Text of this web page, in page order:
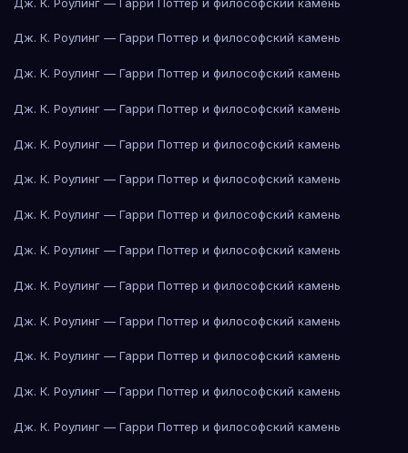
Дж. К. Роулинг — Гарри Поттер и философский камень
Дж. К. Роулинг — Гарри Поттер и философский камень
Дж. К. Роулинг — Гарри Поттер и философский камень
Дж. К. Роулинг — Гарри Поттер и философский камень
Дж. К. Роулинг — Гарри Поттер и философский камень
Дж. К. Роулинг — Гарри Поттер и философский камень
Дж. К. Роулинг — Гарри Поттер и философский камень
Дж. К. Роулинг — Гарри Поттер и философский камень
Дж. К. Роулинг — Гарри Поттер и философский камень
Дж. К. Роулинг — Гарри Поттер и философский камень
Дж. К. Роулинг — Гарри Поттер и философский камень
Дж. К. Роулинг — Гарри Поттер и философский камень